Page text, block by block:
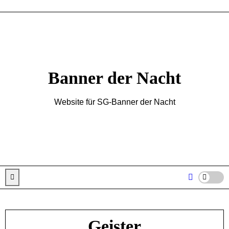
Banner der Nacht
Website für SG-Banner der Nacht